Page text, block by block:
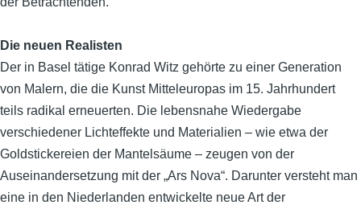
Die neuen Realisten
Der in Basel tätige Konrad Witz gehörte zu einer Generation
von Malern, die die Kunst Mitteleuropas im 15. Jahrhundert
teils radikal erneuerten. Die lebensnahe Wiedergabe
verschiedener Lichteffekte und Materialien – wie etwa der
Goldstickereien der Mantelsäume – zeugen von der
Auseinandersetzung mit der „Ars Nova“. Darunter versteht man
eine in den Niederlanden entwickelte neue Art der